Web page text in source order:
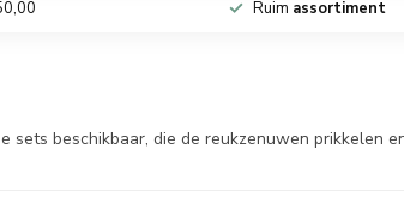
Ruim assortiment
beschikbaar, die de reukzenuwen prikkelen